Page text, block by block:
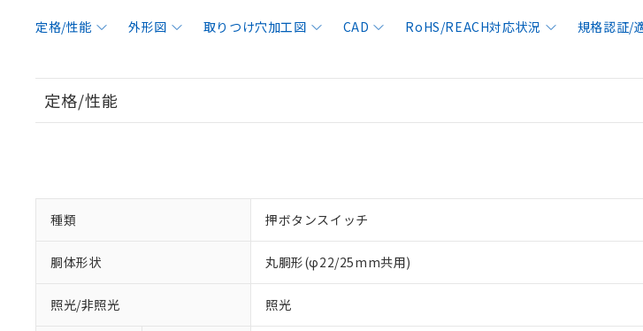
定格/性能 外形図 取りつけ穴加工図 CAD RoHS/REACH対応状況 規格認証/
定格/性能
種類 押ボタンスイッチ
胴体形状 丸胴形(φ22/25mm共用)
照光/非照光 照光